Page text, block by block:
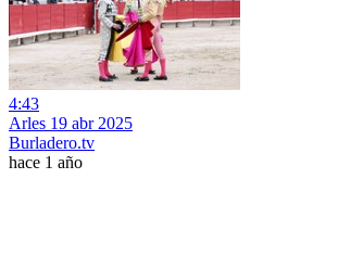
4:43
Arles 19 abr 2025
Burladero.tv
hace 1 año